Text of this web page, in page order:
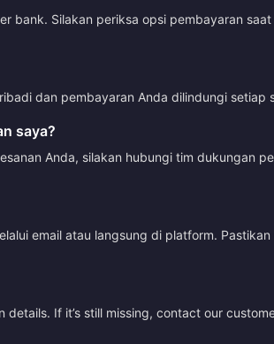
bank. Silakan periksa opsi pembayaran
dan pembayaran Anda dilindungi setiap
saya?
Anda, silakan hubungi tim dukungan
email atau langsung di platform.
If it’s still missing, contact our